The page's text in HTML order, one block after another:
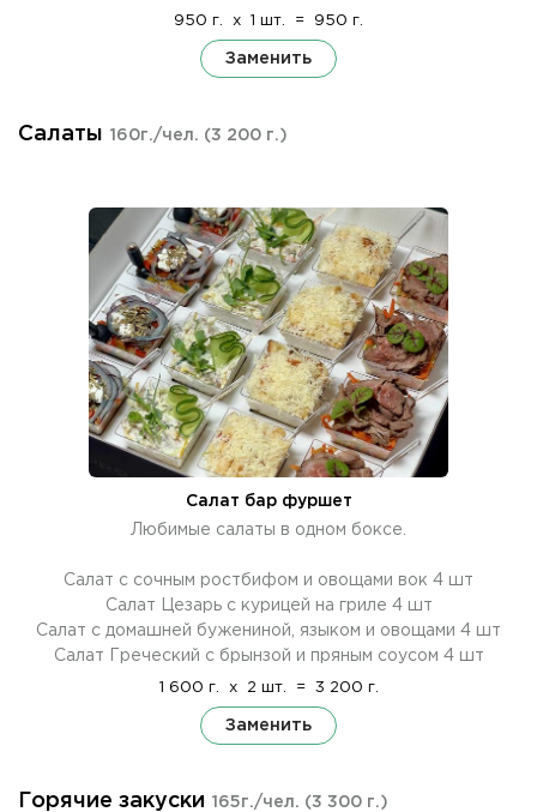
950 г. x 1 шт. = 950 г.
Заменить
Салаты 160г./чел. (3 200 г.)
Салат бар фуршет
Любимые салаты в одном боксе.
Салат с сочным ростбифом и овощами вок 4 шт
Салат Цезарь с курицей на гриле 4 шт
Салат с домашней бужениной, языком и овощами 4 шт
Салат Греческий с брынзой и пряным соусом 4 шт
1 600 г. x 2 шт. = 3 200 г.
Заменить
Горячие закуски 165г./чел. (3 300 г.)